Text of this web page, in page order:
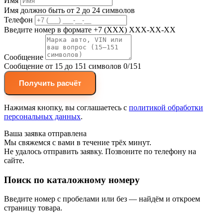
Имя должно быть от 2 до 24 символов
Телефон
Введите номер в формате +7 (XXX) XXX-XX-XX
Сообщение
Сообщение от 15 до 151 символов 0/151
Получить расчёт
Нажимая кнопку, вы соглашаетесь с политикой обработки
персональных данных.
Ваша заявка отправлена
Мы свяжемся с вами в течение трёх минут.
Не удалось отправить заявку. Позвоните по телефону на
сайте.
Поиск по каталожному номеру
Введите номер с пробелами или без — найдём и откроем
страницу товара.